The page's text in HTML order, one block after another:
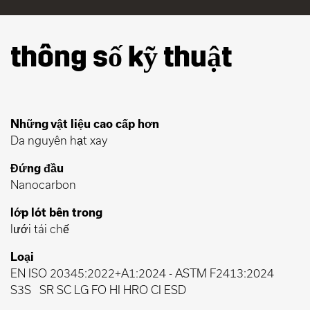
thông số kỹ thuật
Những vật liệu cao cấp hơn
Da nguyên hạt xay
Đứng đầu
Nanocarbon
lớp lót bên trong
lưới tái chế
Loại
EN ISO 20345:2022+A1:2024 - ASTM F2413:2024
S3S
SR SC LG FO HI HRO CI ESD